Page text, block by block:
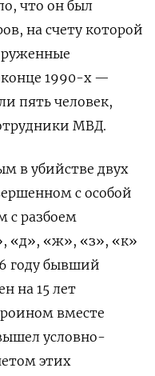
что он был
на счету которой
конце 1990-х —
пять человек,
МВД.
в убийстве двух
с особой
с разбоем
«д», «ж», «з», «к»
году бывший
на 15 лет
вместе
условно-
этих